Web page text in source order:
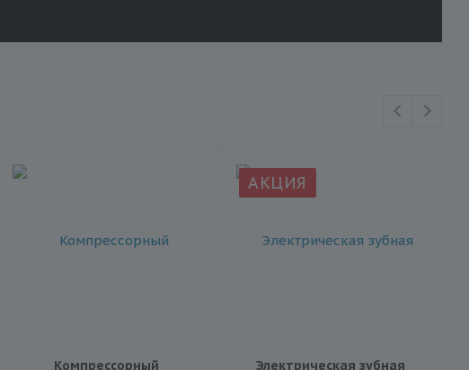
Компрессорный
АКЦИЯ
Электрическая зубная